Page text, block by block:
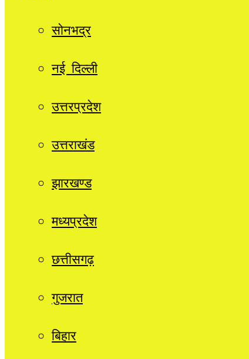
सोनभद्र
नई दिल्ली
उत्तरप्रदेश
उत्तराखंड
झारखण्ड
मध्यप्रदेश
छत्तीसगढ़
गुजरात
बिहार